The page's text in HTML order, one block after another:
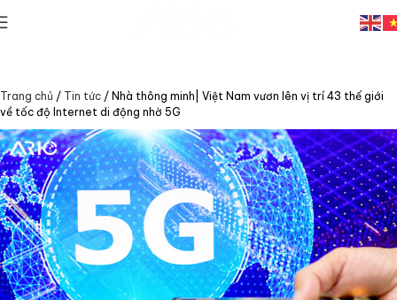
Trang chủ / Tin tức / Nhà thông minh| Việt Nam vươn lên vị trí 43 thế giới
về tốc độ Internet di động nhờ 5G